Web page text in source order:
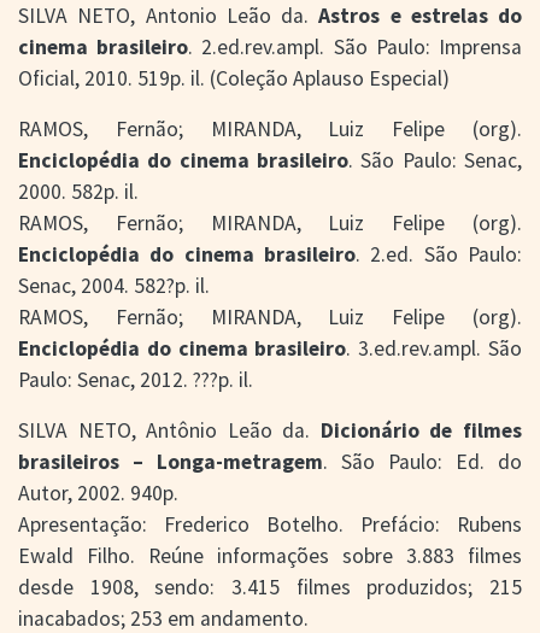
SILVA NETO, Antonio Leão da.Astros e estrelas do
cinema brasileiro. 2.ed.rev.ampl. São Paulo: Imprensa
Oficial, 2010. 519p. il. (Coleção Aplauso Especial)
RAMOS, Fernão; MIRANDA, Luiz Felipe (org).
Enciclopédia do cinema brasileiro. São Paulo: Senac,
2000. 582p. il.
RAMOS, Fernão; MIRANDA, Luiz Felipe (org).
Enciclopédia do cinema brasileiro. 2.ed. São Paulo:
Senac, 2004. 582?p. il.
RAMOS, Fernão; MIRANDA, Luiz Felipe (org).
Enciclopédia do cinema brasileiro. 3.ed.rev.ampl. São
Paulo: Senac, 2012. ???p. il.
SILVA NETO, Antônio Leão da. Dicionário de filmes
brasileiros – Longa-metragem. São Paulo: Ed. do
Autor, 2002. 940p.
Apresentação: Frederico Botelho. Prefácio: Rubens
Ewald Filho. Reúne informações sobre 3.883 filmes
desde 1908, sendo: 3.415 filmes produzidos; 215
inacabados; 253 em andamento.